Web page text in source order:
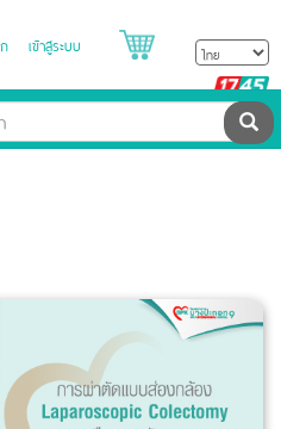
เข้าสู่ระบบ
ค้น